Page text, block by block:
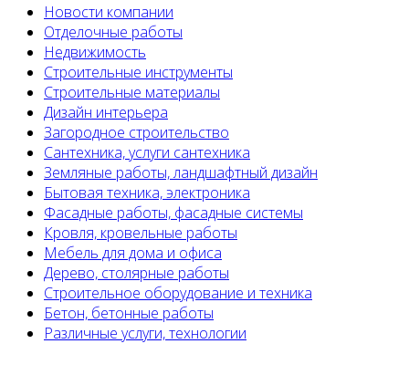
Новости компании
Отделочные работы
Недвижимость
Строительные инструменты
Строительные материалы
Дизайн интерьера
Загородное строительство
Сантехника, услуги сантехника
Земляные работы, ландшафтный дизайн
Бытовая техника, электроника
Фасадные работы, фасадные системы
Кровля, кровельные работы
Мебель для дома и офиса
Дерево, столярные работы
Строительное оборудование и техника
Бетон, бетонные работы
Различные услуги, технологии